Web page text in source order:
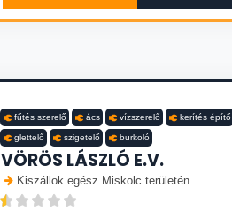
fűtés szerelő ács vízszerelő kerítés építő
glettelő szigetelő burkoló
VÖRÖS LÁSZLÓ E.V.
Kiszállok egész Miskolc területén